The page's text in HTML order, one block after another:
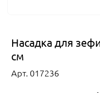
Насадка для
см
Арт. 017236